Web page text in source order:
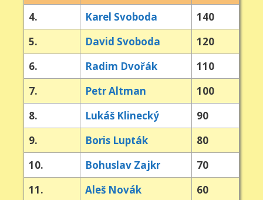
4.
Karel Svoboda
140
5.
David Svoboda
120
6.
Radim Dvořák
110
7.
Petr Altman
100
8.
Lukáš Klinecký
90
9.
Boris Lupták
80
10.
Bohuslav Zajkr
70
11.
Aleš Novák
60